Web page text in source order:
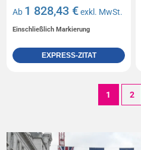
Ab 1 828,43 €exkl. MwSt.
Einschließlich Markierung
EXPRESS-ZITAT
1 2